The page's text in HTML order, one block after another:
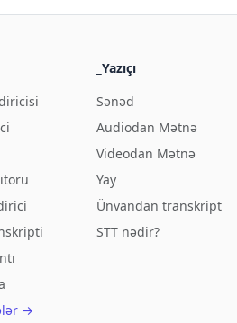
→
_Yazıçı
Sənəd
Audiodan Mətnə
Videodan Mətnə
Yay
Ünvandan transkript
STT nədir?